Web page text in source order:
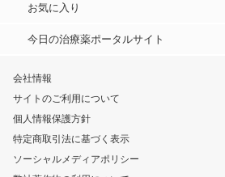
お気に入り
今日の治療薬ポータルサイト
会社情報
サイトのご利用について
個人情報保護方針
特定商取引法に基づく表示
ソーシャルメディアポリシー